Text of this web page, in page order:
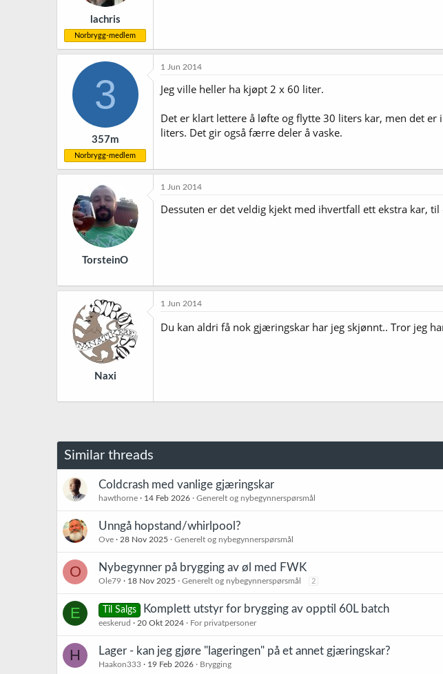
lachris
Norbrygg-medlem
3
357m
Norbrygg-medlem
1 Jun 2014
Jeg ville heller ha kjøpt 2 x 60 liter.
Det er klart lettere å løfte og flytte 30 liters kar, men det
liters. Det gir også færre deler å vaske.
TorsteinO
1 Jun 2014
Dessuten er det veldig kjekt med ihvertfall ett ekstra kar,
Naxi
1 Jun 2014
Du kan aldri få nok gjæringskar har jeg skjønnt.. Tror jeg
Similar threads
Coldcrash med vanlige gjæringskar
hawthorne 14 Feb 2026 Generelt og nybegynnerspørsmål
Unngå hopstand/whirlpool?
Ove 28 Nov 2025 Generelt og nybegynnerspørsmål
O Nybegynner på brygging av øl med FWK
Ole79 18 Nov 2025 Generelt og nybegynnerspørsmål 2
E Til Salgs Komplett utstyr for brygging av opptil 60L batch
eeskerud 20 Okt 2024 For privatpersoner
H Lager - kan jeg gjøre "lageringen" på et annet gjæringskar?
Haakon333 19 Feb 2026 Brygging